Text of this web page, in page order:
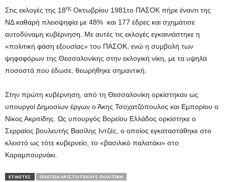
Στις εκλογές της 18ης Οκτωβρίου 1981το ΠΑΣΟΚ πήρε έναντι της
ΝΔ καθαρή πλειοψηφία με 48% και 177 έδρες και σχημάτισε
αυτοδύναμη κυβέρνηση. Με αυτές τις εκλογές εγκαινιάστηκε η
«πολιτική φάση εξουσίας» του ΠΑΣΟΚ, ενώ η συμβολή των
ψηφοφόρων της Θεσσαλονίκης στην εκλογική νίκη, με τα υψηλά
ποσοστά που έδωσε, θεωρήθηκε σημαντική.
Στην πρώτη κυβέρνηση, από τη Θεσσαλονίκη ορκίστηκαν ως
υπουργοί Δημοσίων έργων ο Άκης Τσοχατζόπουλος και Εμπορίου ο
Νίκος Ακριτίδης. Ως υπουργός Βορείου Ελλάδος ορκίστηκε ο
Σερραίος βουλευτής Βασίλης Ιντζές, ο οποίος εγκαταστάθηκε στο
κλειστό ως τότε κυβερνείο, το «βασιλικό παλατάκι» στο
Καραμπουρνάκι.
ΕΤΙΚΕΤΕΣ ΠΛΑΤΕΊΑ ΑΡΙΣΤΟΤΈΛΟΥΣ ΠΟΛΙΤΙΚΉ